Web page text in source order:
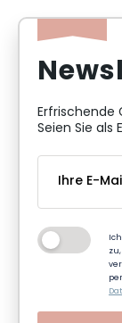
Erfrischende
Seien Sie als